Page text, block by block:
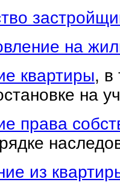
на
квартиры, в
на
права
из